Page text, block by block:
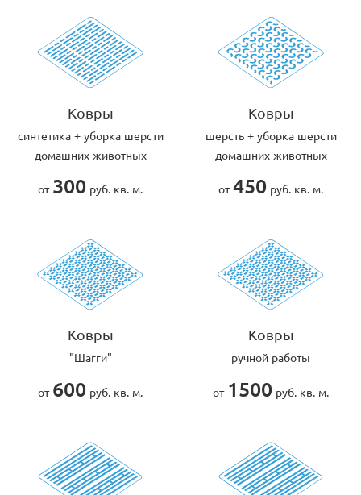
Ковры
cинтетика + уборка шерсти
домашних животных
от 300 руб. кв. м.
Ковры
шерсть + уборка шерсти
домашних животных
от450 руб. кв. м.
Ковры
"Шагги"
от 600 руб. кв. м.
Ковры
ручной работы
от 1500 руб. кв. м.